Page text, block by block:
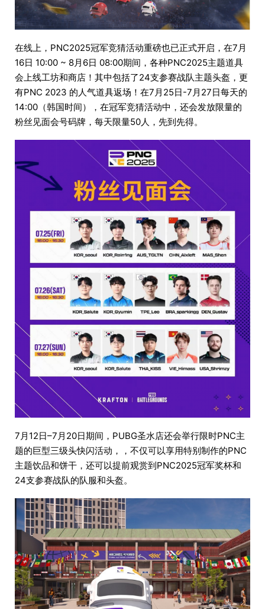
在线上，PNC2025冠军竞猜活动重磅也已正式开启，在7月
16日 10:00 ~ 8月6日 08:00期间，各种PNC2025主题道具
会上线工坊和商店！其中包括了24支参赛战队主题头盔，更
有PNC 2023 的人气道具返场！在7月25日-7月27日每天的
14:00（韩国时间），在冠军竞猜活动中，还会发放限量的
粉丝见面会号码牌，每天限量50人，先到先得。
7月12日–7月20日期间，PUBG圣水店还会举行限时PNC主
题的巨型三级头快闪活动，，不仅可以享用特别制作的PNC
主题饮品和饼干，还可以提前观赏到PNC2025冠军奖杯和
24支参赛战队的队服和头盔。